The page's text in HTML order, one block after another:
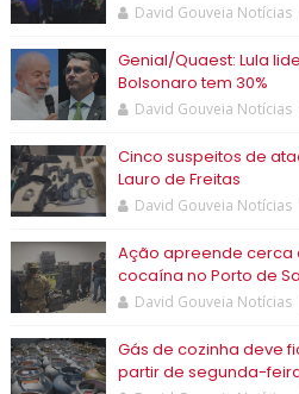
David Gouveia Notícias
Genial/Quaest: Lula
Bolsonaro tem 30%
David Gouveia Notícias
Cinco suspeitos de
Lauro de Freitas
David Gouveia Notícias
Ação apreende cerca
cocaína no Porto de
David Gouveia Notícias
Gás de cozinha deve
partir de segunda-